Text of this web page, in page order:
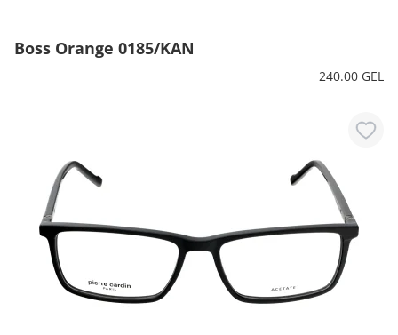
Boss Orange 0185/KAN
240.00 GEL